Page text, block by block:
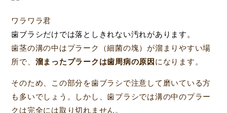
ワラワラ君
歯ブラシだけでは落としきれない汚れがあります。
歯茎の溝の中はプラーク（細菌の塊）が溜まりやすい場
所で、 溜まったプラークは歯周病の原因 になります。
そのため、この部分を歯ブラシで注意して磨いている方
も多いでしょう。しかし、歯ブラシでは溝の中のプラー
クは完全には取り切れません。